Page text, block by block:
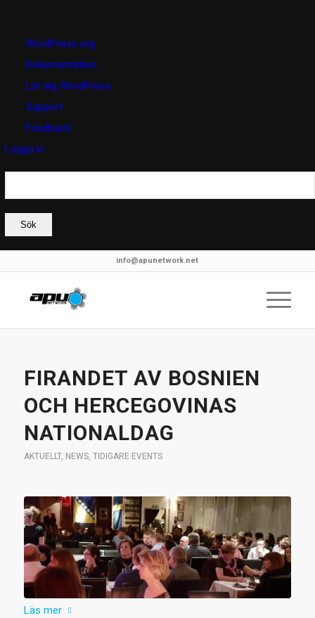
WordPress
WordPress.org
Dokumentation
Lär dig WordPress
Support
Feedback
Logga in
Sök
info@apunetwork.net
FIRANDET AV BOSNIEN
OCH HERCEGOVINAS
NATIONALDAG
AKTUELLT, NEWS, TIDIGARE EVENTS
Läs mer